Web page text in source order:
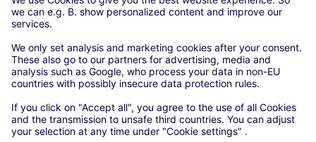
Kontakt